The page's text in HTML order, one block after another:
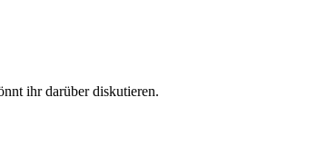
ihr darüber diskutieren.